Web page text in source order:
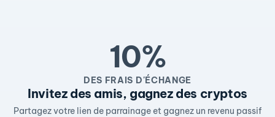
10%
DES FRAIS D'ÉCHANGE
Invitez des amis, gagnez des cryptos
Partagez votre lien de parrainage et gagnez un revenu passif